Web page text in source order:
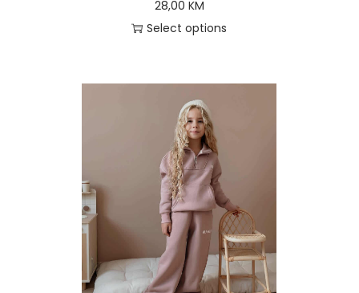
28,00 KM
Select options